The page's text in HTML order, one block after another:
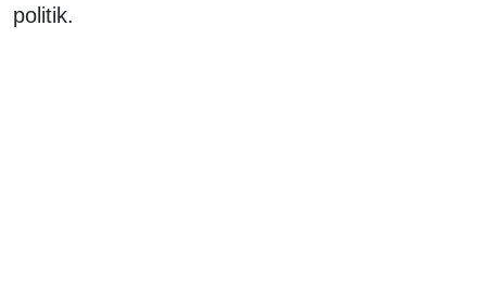
politik.